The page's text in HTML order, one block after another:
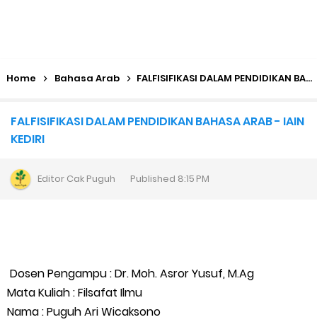
Home Bahasa Arab FALFISIFIKASI DALAM PENDIDIKAN BAHASA ARAB - IAIN KEDIRI
FALFISIFIKASI DALAM PENDIDIKAN BAHASA ARAB - IAIN
KEDIRI
Editor Cak Puguh Published 8:15 PM
Dosen Pengampu : Dr. Moh. Asror Yusuf, M.Ag
Mata Kuliah : Filsafat Ilmu
Nama : Puguh Ari Wicaksono